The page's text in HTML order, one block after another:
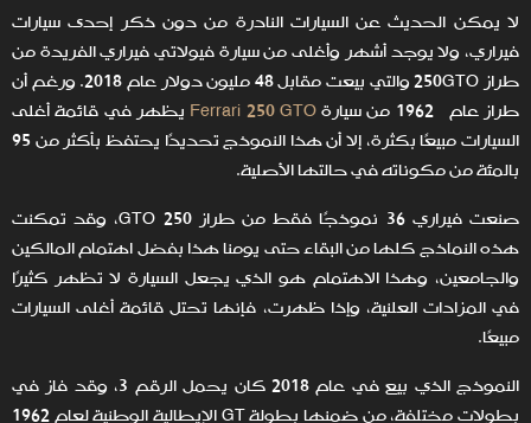
لا يمكن الحديث عن السيارات النادرة من دون ذكر إحدى سيارات
فيراري، ولا يوجد أشهر وأغلى من سيارة فيولاتي فيراري الفريدة من
طراز 250GTO والتي بيعت مقابل 48 مليون دولار عام 2018. ورغم أن
طراز عام 1962 من سيارة
Ferrari 250 GTO يظهر في قائمة أغلى
السيارات مبيعًا بكثرة، إلا أن هذا النموذج تحديدًا يحتفظ بأكثر من 95
بالمئة من مكوناته في حالتها الأصلية.
صنعت فيراري 36 نموذجًا فقط من طراز 250 GTO، وقد تمكنت
هذه النماذج كلها من البقاء حتى يومنا هذا بفضل اهتمام المالكين
والجامعين، وهذا الاهتمام هو الذي يجعل السيارة لا تظهر كثيرًا
في المزادات العلنية، وإذا ظهرت، فإنها تحتل قائمة أغلى السيارات
مبيعًا.
النموذج الذي بيع في عام 2018 كان يحمل الرقم 3، وقد فاز في
بطولات مختلفة، من ضمنها بطولة GT الإيطالية الوطنية لعام 1962